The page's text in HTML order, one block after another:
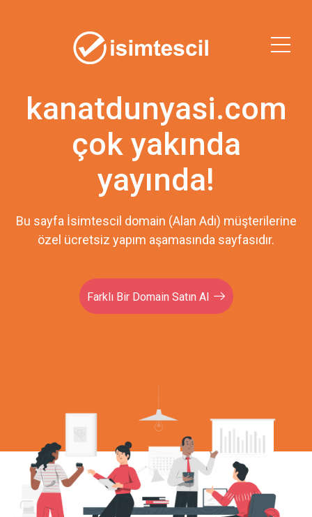
kanatdunyasi.com
çok yakında
yayında!
Bu sayfa İsimtescil domain (Alan Adı) müşterilerine
özel ücretsiz yapım aşamasında sayfasıdır.
Farklı Bir Domain Satın Al